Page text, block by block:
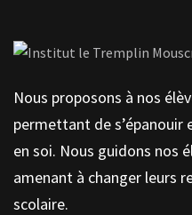
Nous proposons à nos
permettant de
en soi. Nous guidons nos
amenant à changer leurs
scolaire.